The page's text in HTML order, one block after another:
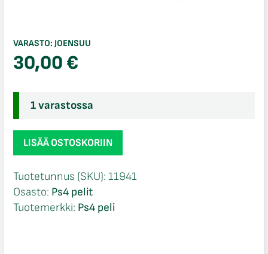
VARASTO: JOENSUU
30,00€
1 varastossa
Agatha
Christie
Poirot
The
First
LISÄÄ OSTOSKORIIN
Tuotetunnus (SKU): 11941
Osasto: Ps4 pelit
Tuotemerkki: Ps4 peli